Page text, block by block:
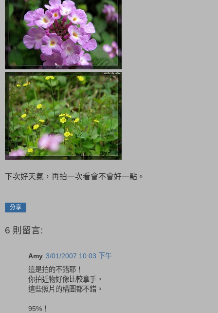
下次好天氣，再拍一次看會不會好一點。
分享
6 則留言:
Amy 3/01/2007 10:03 下午
這是拍的不錯耶！
你拍近物好像比較拿手。
這些照片的構圖都不錯。
95%！